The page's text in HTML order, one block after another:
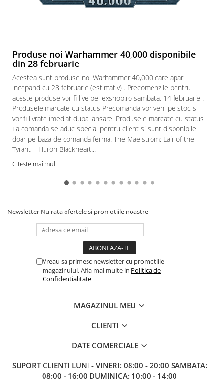
Puzzle 1000 piese fluorescent
Puzzle 24 piese
Puzzle-uri metalice si logice
Puzzle 3 in 1
Puzzle 350 piese
Puzzle 275 piese
Puzzle 550 piese
Warhammer
Warhammer 40K
Books and Codex
Star Wars figurine
Friday The 13th
Dragon Ball
Produse noi Warhammer 40,000 disponibile
din 28 februarie
Acestea sunt produse noi Warhammer 40,000 care apar
incepand cu 28 februarie (estimativ) . Precomenzile pentru
aceste produse vor fi live pe lexshop.ro sambata, 14 februarie .
Produsele marcate cu status Precomanda vor veni pe stoc si
vor fi livrate imediat dupa lansare. Produsele marcate cu status
La comanda se aduc special pentru client si sunt disponibile
doar pe baza de comanda ferma. The Maelstrom: Lair of the
Tyrant – Huron Blackheart...
Citeste mai mult
Newsletter Nu rata ofertele si promotiile noastre
Vreau sa primesc newsletter cu promotiile
magazinului. Afla mai multe in Politica de
Confidentialitate
MAGAZINUL MEU
CLIENTI
DATE COMERCIALE
SUPORT CLIENTI LUNI - VINERI: 08:00 - 20:00 SAMBATA:
08:00 - 16:00 DUMINICA: 10:00 - 14:00